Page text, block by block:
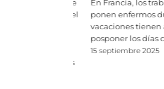
Francia se suma, por
de apostillas
9 septiembre 2025 |